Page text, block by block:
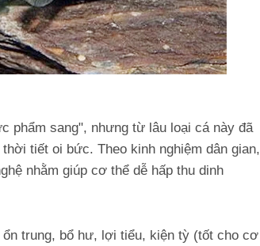
phẩm sang", nhưng từ lâu loại cá này đã
tiết oi bức. Theo kinh nghiệm dân gian,
nhằm giúp cơ thể dễ hấp thu dinh
trung, bổ hư, lợi tiểu, kiện tỳ (tốt cho cơ